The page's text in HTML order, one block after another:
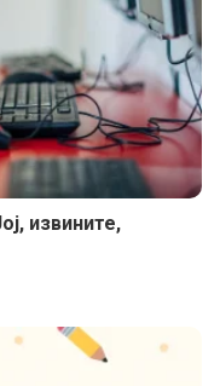
извините,